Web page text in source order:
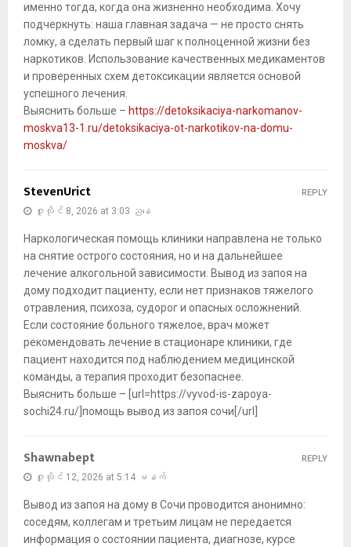
именно тогда, когда она жизненно необходима. Хочу
подчеркнуть: наша главная задача — не просто снять
ломку, а сделать первый шаг к полноценной жизни без
наркотиков. Использование качественных медикаментов
и проверенных схем детоксикации является основой
успешного лечения.
Выяснить больше – https://detoksikaciya-narkomanov-
moskva13-1.ru/detoksikaciya-ot-narkotikov-na-domu-
moskva/
StevenUrict
ဇူလိုင် 8, 2026 at 3:03 ညနေ
Наркологическая помощь клиники направлена не только
на снятие острого состояния, но и на дальнейшее
лечение алкогольной зависимости. Вывод из запоя на
дому подходит пациенту, если нет признаков тяжелого
отравления, психоза, судорог и опасных осложнений.
Если состояние больного тяжелое, врач может
рекомендовать лечение в стационаре клиники, где
пациент находится под наблюдением медицинской
команды, а терапия проходит безопаснее.
Выяснить больше – [url=https://vyvod-is-zapoya-
sochi24.ru/]помощь вывод из запоя сочи[/url]
REPLY
Shawnabept
ဇူလိုင် 12, 2026 at 5:14 မနက်
Вывод из запоя на дому в Сочи проводится анонимно:
соседям, коллегам и третьим лицам не передается
информация о состоянии пациента, диагнозе, курсе
REPLY